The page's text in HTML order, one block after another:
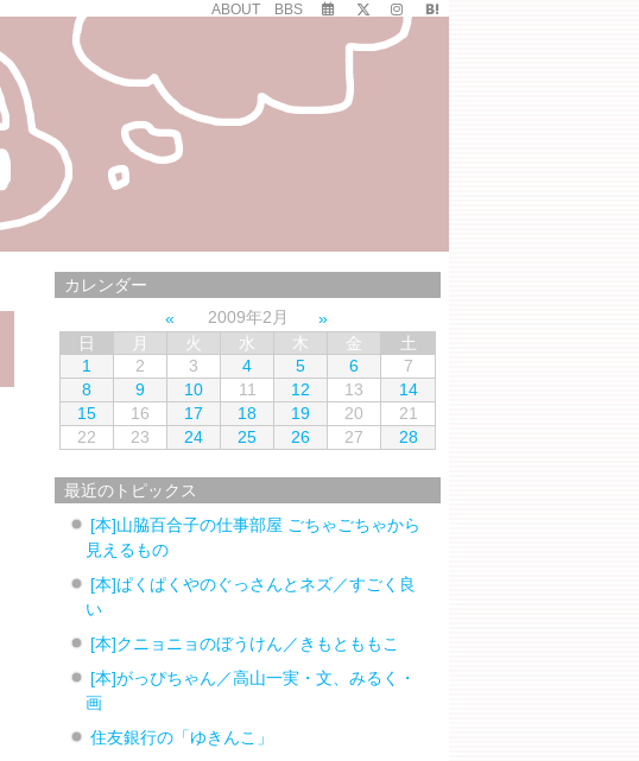
ABOUT BBS
カレンダー
2009年2月
日
月 火 水 木 金
土
1
2 3 4 5 6
7
8
9 10 11 12 13
14
15
16 17 18 19 20
21
22
23 24 25 26 27 28
最近のトピックス
[本]山脇百合子の仕事部屋 ごちゃごちゃから
見えるもの
[本]ぱくぱくやのぐっさんとネズ／すごく良
い
[本]クニョニョのぼうけん／きもとももこ
[本]がっぴちゃん／高山一実・文、みるく・
画
住友銀行の「ゆきんこ」